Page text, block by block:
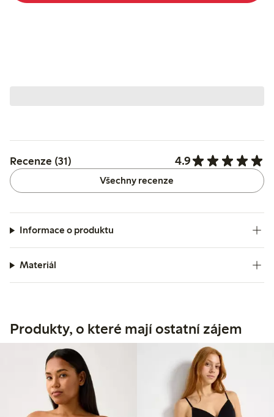
Recenze (31) 4.9
Všechny recenze
Informace o produktu
Materiál
Produkty, o které mají ostatní zájem